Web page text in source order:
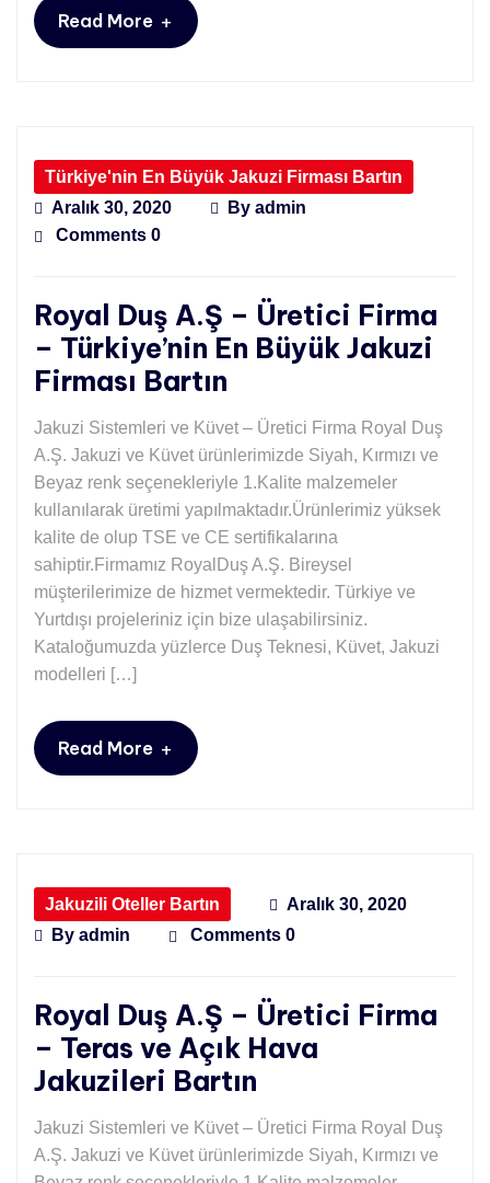
Read More +
Türkiye'nin En Büyük Jakuzi Firması Bartın
Aralık 30, 2020
By admin
Comments 0
Royal Duş A.Ş – Üretici Firma
– Türkiye’nin En Büyük Jakuzi
Firması Bartın
Jakuzi Sistemleri ve Küvet – Üretici Firma Royal Duş
A.Ş. Jakuzi ve Küvet ürünlerimizde Siyah, Kırmızı ve
Beyaz renk seçenekleriyle 1.Kalite malzemeler
kullanılarak üretimi yapılmaktadır.Ürünlerimiz yüksek
kalite de olup TSE ve CE sertifikalarına
sahiptir.Firmamız RoyalDuş A.Ş. Bireysel
müşterilerimize de hizmet vermektedir. Türkiye ve
Yurtdışı projeleriniz için bize ulaşabilirsiniz.
Kataloğumuzda yüzlerce Duş Teknesi, Küvet, Jakuzi
modelleri […]
Read More +
Jakuzili Oteller Bartın
Aralık 30, 2020
By admin Comments 0
Royal Duş A.Ş – Üretici Firma
– Teras ve Açık Hava
Jakuzileri Bartın
Jakuzi Sistemleri ve Küvet – Üretici Firma Royal Duş
A.Ş. Jakuzi ve Küvet ürünlerimizde Siyah, Kırmızı ve